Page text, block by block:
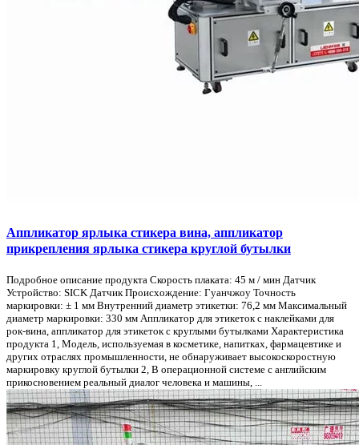
Аппликатор ярлыка стикера вина, аппликатор
прикрепления ярлыка стикера круглой бутылки
Подробное описание продукта Скорость плаката: 45 м / мин Датчик
Устройство: SICK Датчик Происхождение: Гуанчжоу Точность
маркировки: ± 1 мм Внутренний диаметр этикетки: 76,2 мм Максимальный
диаметр маркировки: 330 мм Аппликатор для этикеток с наклейками для
рок-вина, аппликатор для этикеток с круглыми бутылками Характеристика
продукта 1, Модель, используемая в косметике, напитках, фармацевтике и
других отраслях промышленности, не обнаруживает высокоскоростную
маркировку круглой бутылки 2, В операционной системе с английским
прикосновением реальный диалог человека и машины, ...